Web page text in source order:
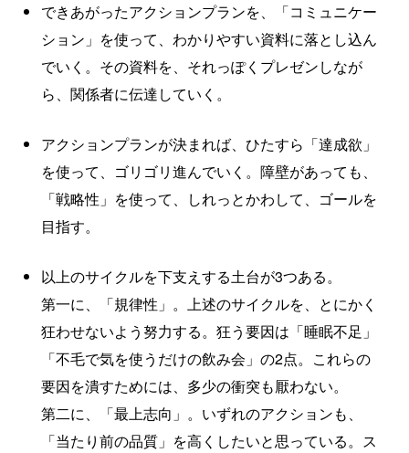
できあがったアクションプランを、「コミュニケー
ション」を使って、わかりやすい資料に落とし込ん
でいく。その資料を、それっぽくプレゼンしなが
ら、関係者に伝達していく。
アクションプランが決まれば、ひたすら「達成欲」
を使って、ゴリゴリ進んでいく。障壁があっても、
「戦略性」を使って、しれっとかわして、ゴールを
目指す。
以上のサイクルを下支えする土台が3つある。
第一に、「規律性」。上述のサイクルを、とにかく
狂わせないよう努力する。狂う要因は「睡眠不足」
「不毛で気を使うだけの飲み会」の2点。これらの
要因を潰すためには、多少の衝突も厭わない。
第二に、「最上志向」。いずれのアクションも、
「当たり前の品質」を高くしたいと思っている。ス